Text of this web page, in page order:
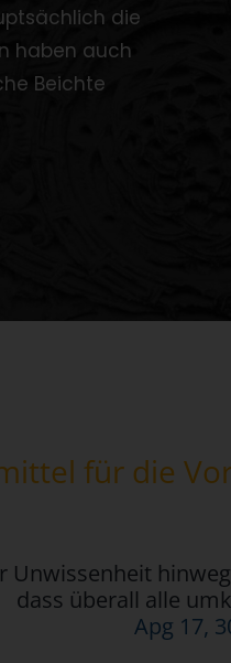
die
haben auch
Beichte
für die
Unwissenheit
dass überall alle
Apg 17,